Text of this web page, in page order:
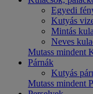
Egyedi
Kutyás
Mintás
Neves
Mutass mindent
Párnák
Kutyás
Mutass mindent